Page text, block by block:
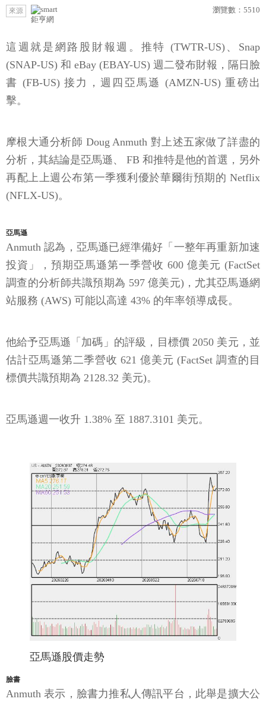
來源
鉅亨網
瀏覽數： 5510
這週就是網路股財報週。推特 (TWTR-US)、Snap
(SNAP-US) 和 eBay (EBAY-US) 週二發布財報，隔日臉
書 (FB-US) 接力，週四亞馬遜 (AMZN-US) 重磅出
擊。
摩根大通分析師 Doug Anmuth 對上述五家做了詳盡的
分析，其結論是亞馬遜、 FB 和推特是他的首選，另外
再配上上週公布第一季獲利優於華爾街預期的 Netflix
(NFLX-US)。
亞馬遜
Anmuth 認為，亞馬遜已經準備好「一整年再重新加速
投資」，預期亞馬遜第一季營收 600 億美元 (FactSet
調查的分析師共識預期為 597 億美元)，尤其亞馬遜網
站服務 (AWS) 可能以高達 43% 的年率領導成長。
他給予亞馬遜「加碼」的評級，目標價 2050 美元，並
估計亞馬遜第二季營收 621 億美元 (FactSet 調查的目
標價共識預期為 2128.32 美元)。
亞馬遜週一收升 1.38% 至 1887.3101 美元。
亞馬遜股價走勢
臉書
Anmuth 表示，臉書力推私人傳訊平台，此舉是擴大公